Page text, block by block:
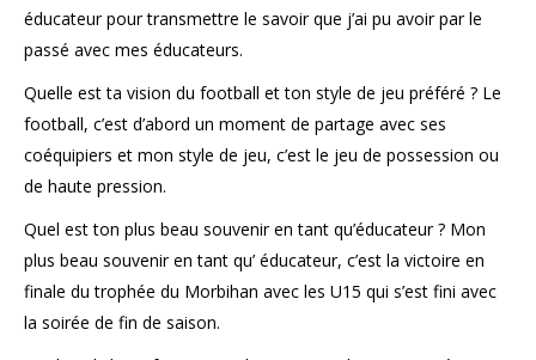
éducateur pour transmettre le savoir que j’ai pu avoir par le
passé avec mes éducateurs.
Quelle est ta vision du football et ton style de jeu préféré ? Le
football, c’est d’abord un moment de partage avec ses
coéquipiers et mon style de jeu, c’est le jeu de possession ou
de haute pression.
Quel est ton plus beau souvenir en tant qu’éducateur ? Mon
plus beau souvenir en tant qu’ éducateur, c’est la victoire en
finale du trophée du Morbihan avec les U15 qui s’est fini avec
la soirée de fin de saison.